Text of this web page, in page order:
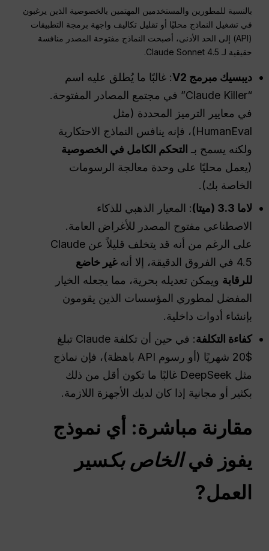
بالنسبة للمطورين والمستخدمين المهتمين بالخصوصية الذين يرغبون
في تشغيل النماذج محليًا أو تقليل تكاليف واجهة برمجة التطبيقات
(API) إلى الحد الأدنى، أصبحت النماذج مفتوحة المصدر منافسة
حقيقية لـ Claude Sonnet 4.5.
ديبسيك مبرمج
: غالبًا ما يُطلق عليه اسم
“Claude Killer” في مجتمع المصادر المفتوحة.
في معايير الترميز المحددة (مثل
HumanEval)، فإنه ينافس النماذج الاحتكارية
ولكنه يسمح بـ التحكم الكامل في الخصوصية
(يعمل محليًا على وحدة معالجة الرسومات
الخاصة بك).
لاما 3.3 (
ميتا): المعيار الذهبي للذكاء
الاصطناعي مفتوح المصدر للأغراض العامة.
على الرغم من أنه قد يتخلف قليلاً عن Claude
4.5 في الفروق الدقيقة، إلا أنه
غير خاضع
للرقابة ويمكن تعديله بحرية، مما يجعله الخيار
المفضل لمطوري المؤسسات الذين يقومون
بإنشاء أدوات داخلية.
كفاءة التكلفة
: في حين أن تكلفة Claude تبلغ
$20 شهريًا (أو رسوم API باهظة)، فإن نماذج
مثل DeepSeek غالبًا ما تكون أقل من ذلك
بكثير أو مجانية إذا كان لديك الأجهزة اللازمة.
مقارنة مباشرة: أي نموذج
يفوز فيالخاص بكسير
العمل?